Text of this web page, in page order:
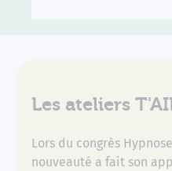
Les ateliers
Lors du congrès
nouveauté a fait son